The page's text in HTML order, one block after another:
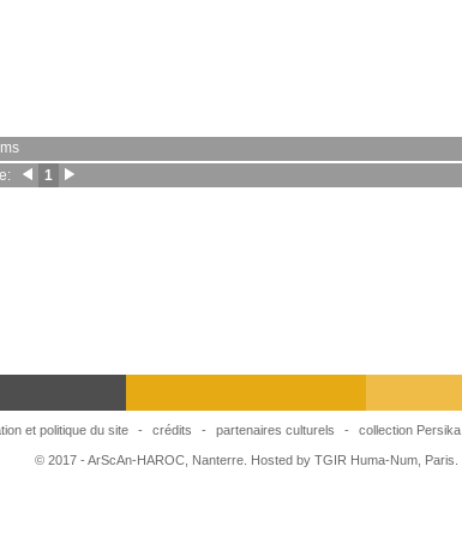
1
et politique du site - crédits - partenaires culturels - collection Persika
© 2017 - ArScAn-HAROC, Nanterre. Hosted by TGIR Huma-Num, Paris.